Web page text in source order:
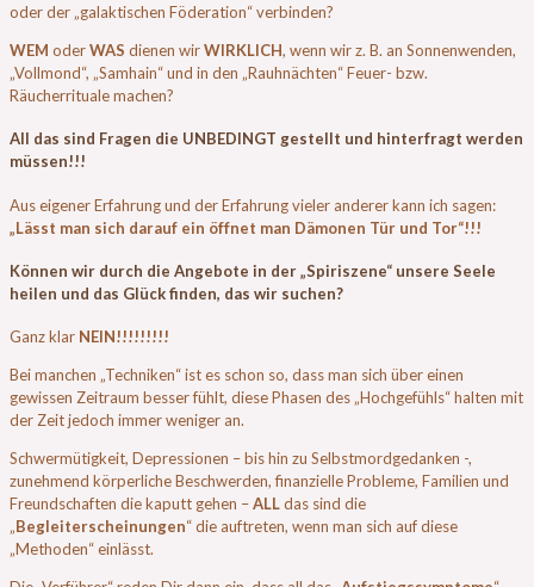
oder der „galaktischen Föderation“ verbinden?
WEM oderWAS dienen wirWIRKLICH, wenn wir z. B. an Sonnenwenden,
„Vollmond“, „Samhain“ und in den „Rauhnächten“ Feuer- bzw.
Räucherrituale machen?
All das sind Fragen die UNBEDINGT gestellt und hinterfragt werden
müssen!!!
Aus eigener Erfahrung und der Erfahrung vieler anderer kann ich sagen:
„Lässt man sich darauf ein öffnet man Dämonen Tür und Tor“!!!
Können wir durch die Angebote in der „Spiriszene“ unsere Seele
heilen und das Glück finden, das wir suchen?
Ganz klar NEIN!!!!!!!!!
Bei manchen „Techniken“ ist es schon so, dass man sich über einen
gewissen Zeitraum besser fühlt, diese Phasen des „Hochgefühls“ halten mit
der Zeit jedoch immer weniger an.
Schwermütigkeit, Depressionen – bis hin zu Selbstmordgedanken -,
zunehmend körperliche Beschwerden, finanzielle Probleme, Familien und
Freundschaften die kaputt gehen –ALLdas sind die
„Begleiterscheinungen“ die auftreten, wenn man sich auf diese
„Methoden“ einlässt.